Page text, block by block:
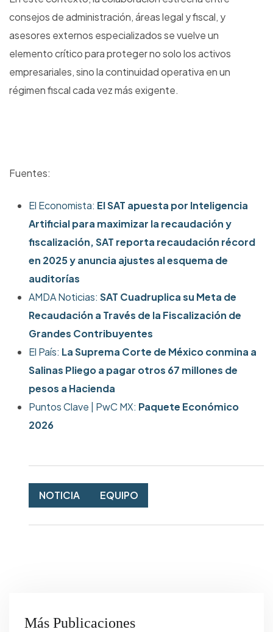
consejos de administración, áreas legal y fiscal, y
asesores externos especializados se vuelve un
elemento crítico para proteger no solo los activos
empresariales, sino la continuidad operativa en un
régimen fiscal cada vez más exigente.
Fuentes:
El Economista: El SAT apuesta por Inteligencia
Artificial para maximizar la recaudación y
fiscalización, SAT reporta recaudación récord
en 2025 y anuncia ajustes al esquema de
auditorías
AMDA Noticias: SAT Cuadruplica su Meta de
Recaudación a Través de la Fiscalización de
Grandes Contribuyentes
El País: La Suprema Corte de México conmina a
Salinas Pliego a pagar otros 67 millones de
pesos a Hacienda
Puntos Clave | PwC MX: Paquete Económico
2026
NOTICIA EQUIPO
Más Publicaciones